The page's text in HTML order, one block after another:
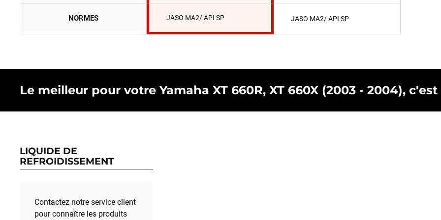
NORMES JASO MA2/ API SP JASO MA2/ API SP
Le meilleur pour votre Yamaha XT 660R, XT 660X (2003 - 2004), c'est
LIQUIDE DE
REFROIDISSEMENT
Contactez notre service client
pour connaître les produits